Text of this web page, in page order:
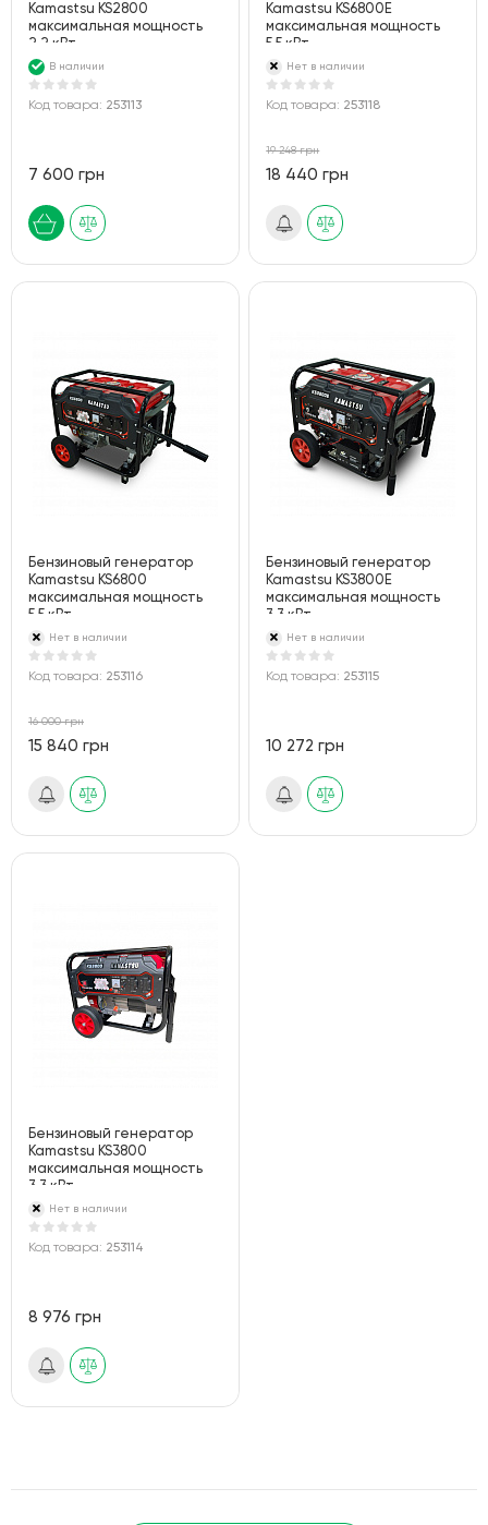
Kamastsu KS2800
максимальная мощность
2.2 кВт
В наличии
Код товара: 253113
7 600 грн
Kamastsu KS6800E
максимальная мощность
5.5 кВт
Нет в наличии
Код товара: 253118
19 248 грн
18 440 грн
Бензиновый генератор
Kamastsu KS6800
максимальная мощность
5.5 кВт
Нет в наличии
Код товара: 253116
16 000 грн
15 840 грн
Бензиновый генератор
Kamastsu KS3800E
максимальная мощность
3.3 кВт
Нет в наличии
Код товара: 253115
10 272 грн
Бензиновый генератор
Kamastsu KS3800
максимальная мощность
3.3 кВт
Нет в наличии
Код товара: 253114
8 976 грн